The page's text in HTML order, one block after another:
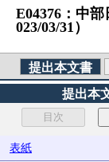
E04376：中
023/03/31）
提出本文書
提出本